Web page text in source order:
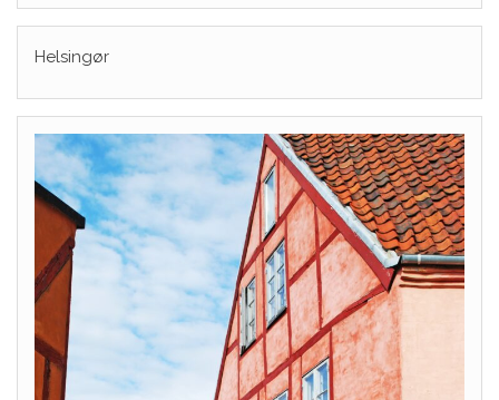
Helsingør